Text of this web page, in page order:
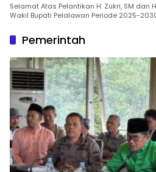
Selamat Atas Pelantikan H. Zukri, SM dan
Wakil Bupati Pelalawan Periode 2025-
Pemerintah